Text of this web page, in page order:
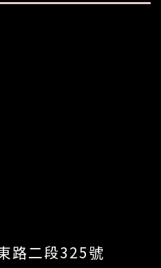
路二段325號